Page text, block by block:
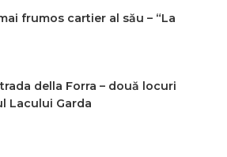
frumos cartier al său – “La
della Forra – două locuri
Lacului Garda